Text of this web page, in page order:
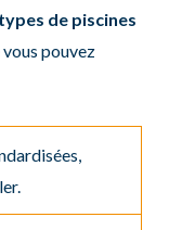
types de piscines
pouvez